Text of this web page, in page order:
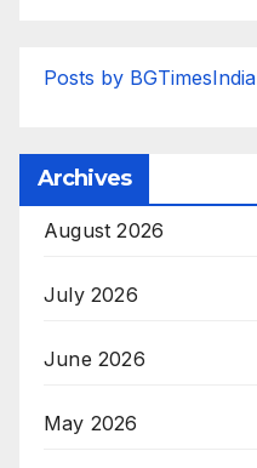
Posts by BGTimesIndia
Archives
August 2026
July 2026
June 2026
May 2026